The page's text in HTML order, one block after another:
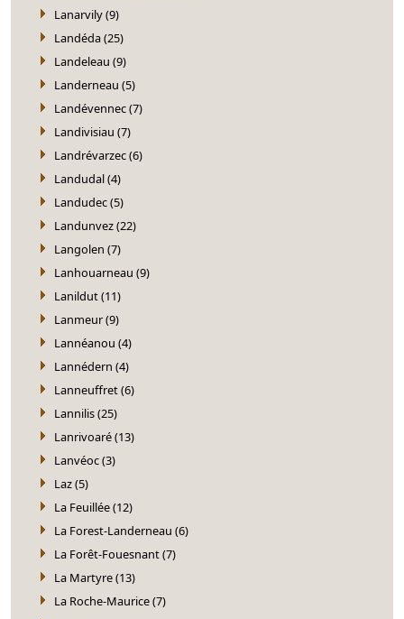
Lanarvily (9)
Landéda (25)
Landeleau (9)
Landerneau (5)
Landévennec (7)
Landivisiau (7)
Landrévarzec (6)
Landudal (4)
Landudec (5)
Landunvez (22)
Langolen (7)
Lanhouarneau (9)
Lanildut (11)
Lanmeur (9)
Lannéanou (4)
Lannédern (4)
Lanneuffret (6)
Lannilis (25)
Lanrivoaré (13)
Lanvéoc (3)
Laz (5)
La Feuillée (12)
La Forest-Landerneau (6)
La Forêt-Fouesnant (7)
La Martyre (13)
La Roche-Maurice (7)